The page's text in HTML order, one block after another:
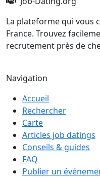
La plateforme qui vous
France. Trouvez
recrutement près de
Navigation
Accueil
Rechercher
Carte
Articles job datings
Conseils & guides
FAQ
Publier un